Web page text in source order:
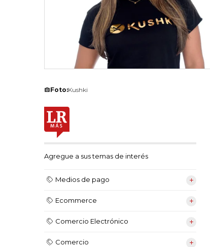
Foto:Kushki
Agregue a sus temas de interés
Medios de pago
Ecommerce
Comercio Electrónico
Comercio